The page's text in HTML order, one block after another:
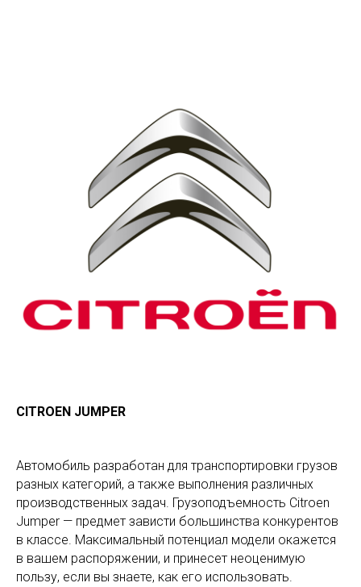
CITROEN JUMPER
Автомобиль разработан для транспортировки грузов
разных категорий, а также выполнения различных
производственных задач. Грузоподъемность Citroen
Jumper — предмет зависти большинства конкурентов
в классе. Максимальный потенциал модели окажется
в вашем распоряжении, и принесет неоценимую
пользу, если вы знаете, как его использовать.